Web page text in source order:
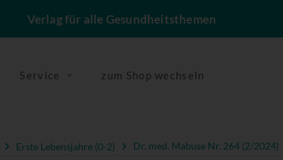
Verlag für alle Gesundheitsthemen
Service zum Shop wechseln
Erste Lebensjahre (0-2) Dr. med. Mabuse Nr. 264 (2/2024)